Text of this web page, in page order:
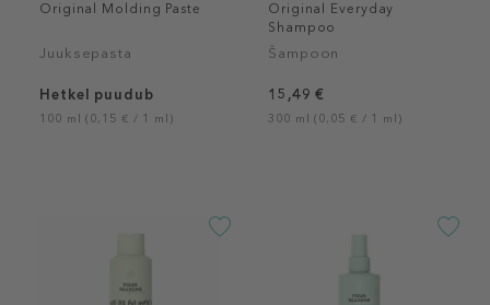
Original Molding Paste
Juuksepasta
Hetkel puudub
100 ml (0,15 € / 1 ml)
Original Everyday
Shampoo
Šampoon
15,49 €
300 ml (0,05 € / 1 ml)